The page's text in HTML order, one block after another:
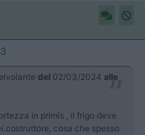
del 02/03/2024 alle
in primis , il frigo deve
cosa che spesso